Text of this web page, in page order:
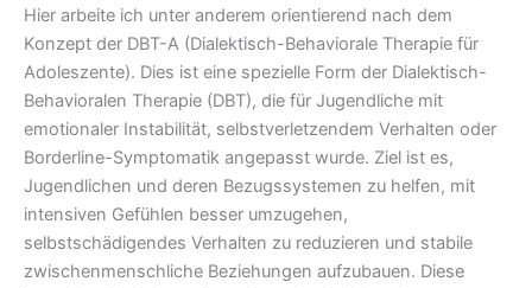
Hier arbeite ich unter anderem orientierend nach dem
Konzept der DBT-A (Dialektisch-Behaviorale Therapie für
Adoleszente). Dies ist eine spezielle Form der Dialektisch-
Behavioralen Therapie (DBT), die für Jugendliche mit
emotionaler Instabilität, selbstverletzendem Verhalten oder
Borderline-Symptomatik angepasst wurde. Ziel ist es,
Jugendlichen und deren Bezugssystemen zu helfen, mit
intensiven Gefühlen besser umzugehen,
selbstschädigendes Verhalten zu reduzieren und stabile
zwischenmenschliche Beziehungen aufzubauen. Diese